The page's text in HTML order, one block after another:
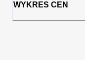
Amon 16 w
WYKRES CEN